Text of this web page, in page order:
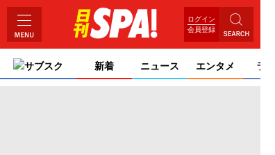
ログイン
会員登録
サブスク 新着 ニュース エンタメ ライ